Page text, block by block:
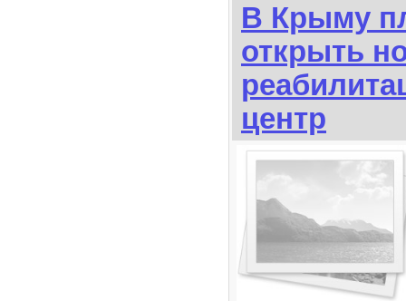
В Крыму
открыть
центр